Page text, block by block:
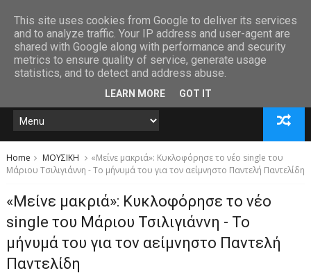
Home ΜΟΥΣΙΚΗ
«Μείνε μακριά»: Κυκλοφόρησε το νέο single του
Μάριου Τσιλιγιάννη - Το μήνυμά του για τον αείμνηστο Παντελή Παντελίδη
«Μείνε μακριά»: Κυκλοφόρησε το νέο
single του Μάριου Τσιλιγιάννη - Το
μήνυμά του για τον αείμνηστο Παντελή
Παντελίδη
This site uses cookies from Google to deliver its services
and to analyze traffic. Your IP address and user-agent are
shared with Google along with performance and security
metrics to ensure quality of service, generate usage
statistics, and to detect and address abuse.
LEARN MORE GOT IT